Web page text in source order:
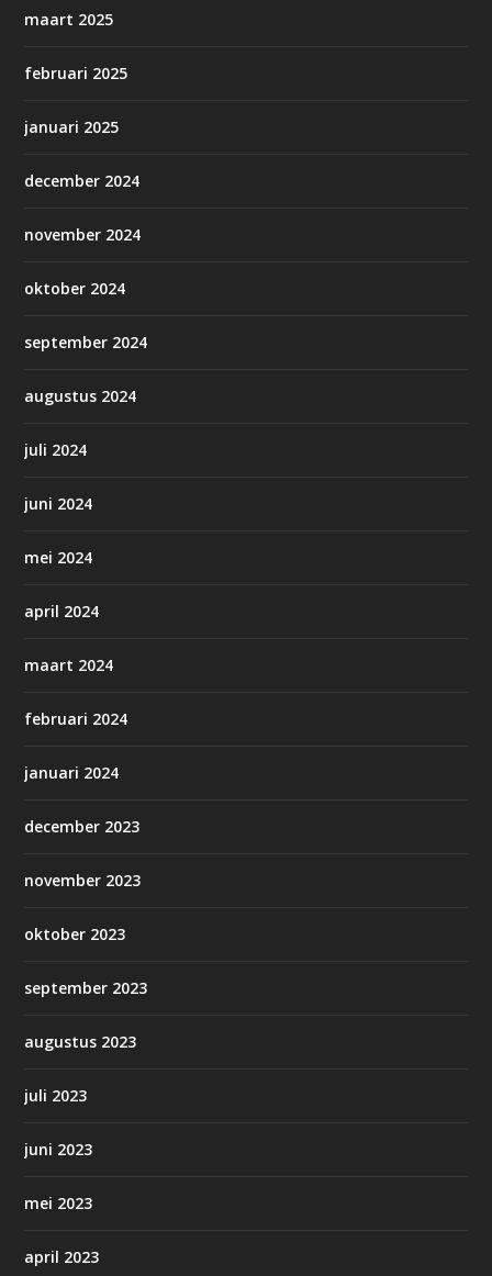
maart 2025
februari 2025
januari 2025
december 2024
november 2024
oktober 2024
september 2024
augustus 2024
juli 2024
juni 2024
mei 2024
april 2024
maart 2024
februari 2024
januari 2024
december 2023
november 2023
oktober 2023
september 2023
augustus 2023
juli 2023
juni 2023
mei 2023
april 2023